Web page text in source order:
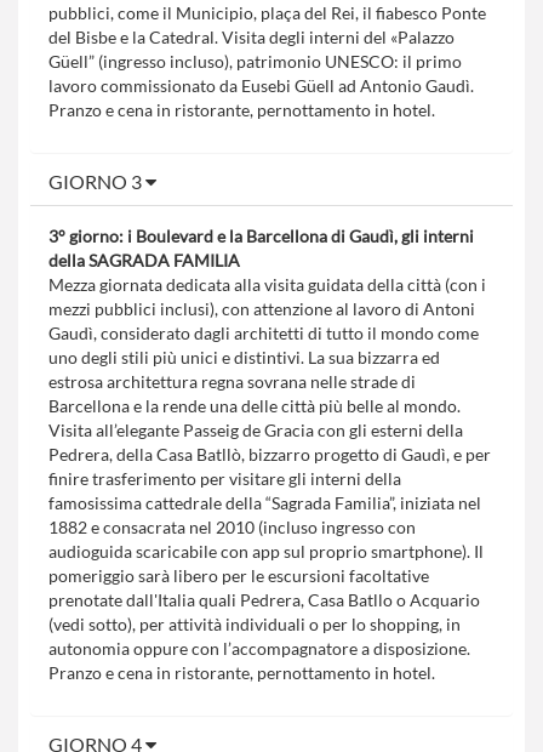
pubblici, come il Municipio, plaça del Rei, il fiabesco Ponte
del Bisbe e la Catedral. Visita degli interni del «Palazzo
Güell” (ingresso incluso), patrimonio UNESCO: il primo
lavoro commissionato da Eusebi Güell ad Antonio Gaudì.
Pranzo e cena in ristorante, pernottamento in hotel.
GIORNO 3
3° giorno: i Boulevard e la Barcellona di Gaudì, gli interni
della SAGRADA FAMILIA
Mezza giornata dedicata alla visita guidata della città (con i
mezzi pubblici inclusi), con attenzione al lavoro di Antoni
Gaudì, considerato dagli architetti di tutto il mondo come
uno degli stili più unici e distintivi. La sua bizzarra ed
estrosa architettura regna sovrana nelle strade di
Barcellona e la rende una delle città più belle al mondo.
Visita all’elegante Passeig de Gracia con gli esterni della
Pedrera, della Casa Batllò, bizzarro progetto di Gaudì, e per
finire trasferimento per visitare gli interni della
famosissima cattedrale della “Sagrada Familia”, iniziata nel
1882 e consacrata nel 2010 (incluso ingresso con
audioguida scaricabile con app sul proprio smartphone). Il
pomeriggio sarà libero per le escursioni facoltative
prenotate dall'Italia quali Pedrera, Casa Batllo o Acquario
(vedi sotto), per attività individuali o per lo shopping, in
autonomia oppure con l’accompagnatore a disposizione.
Pranzo e cena in ristorante, pernottamento in hotel.
GIORNO 4